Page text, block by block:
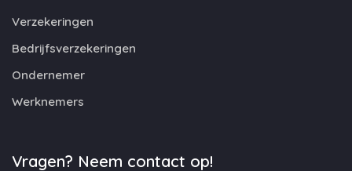
Verzekeringen
Bedrijfsverzekeringen
Ondernemer
Werknemers
Vragen? Neem contact op!